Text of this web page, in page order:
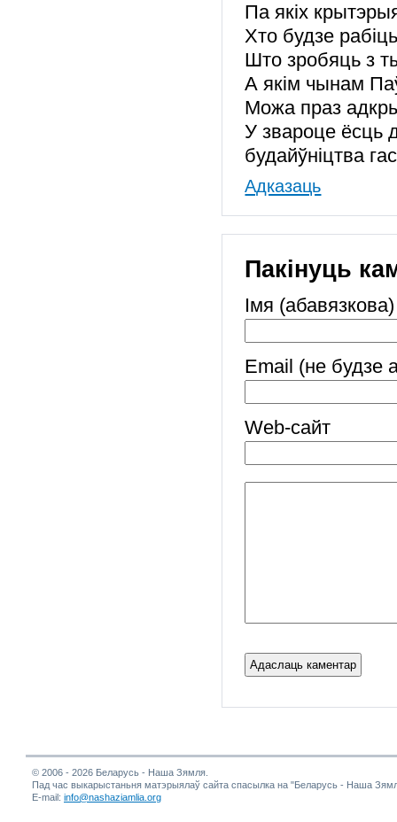
Па якіх
Хто будзе
Што зробяць з
А якім чынам
Можа праз
У звароце ёсць
будайўніцтва
Адказаць
Пакінуць
Імя (абавязкова)
Email (не будзе
Web-cайт
© 2006 - 2026 Беларусь - Наша Зямля.
Пад час выкарыстаньня матэрыялаў сайта спасылка на "Беларусь - Наша
E-mail: info@nashaziamlia.org